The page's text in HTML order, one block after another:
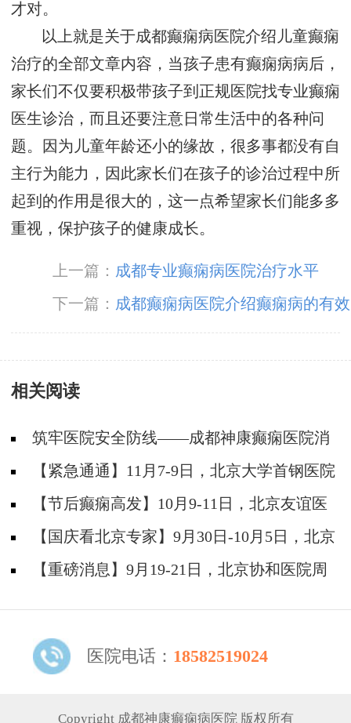
才对。
以上就是关于成都癫痫病医院介绍儿童癫痫
治疗的全部文章内容，当孩子患有癫痫病病后，
家长们不仅要积极带孩子到正规医院找专业癫痫
医生诊治，而且还要注意日常生活中的各种问
题。因为儿童年龄还小的缘故，很多事都没有自
主行为能力，因此家长们在孩子的诊治过程中所
起到的作用是很大的，这一点希望家长们能多多
重视，保护孩子的健康成长。
上一篇： 成都专业癫痫病医院治疗水平
下一篇： 成都癫痫病医院介绍癫痫病的有效
治疗方法
相关阅读
筑牢医院安全防线——成都神康癫痫医院消
防安全培训纪实
【紧急通通】11月7-9日，北京大学首钢医院
神经内科胡颖教授亲临成都会诊，破解癫痫疑难
【节后癫痫高发】10月9-11日，北京友谊医
院陈葵博士免费会诊+治疗援助，破解癫痫难
题！
【国庆看北京专家】9月30日-10月5日，北京
天坛&首钢医院两大专家蓉城亲诊+癫痫大额救
【重磅消息】9月19-21日，北京协和医院周
线！
医院电话： 18582519024
Copyright 成都神康癫痫病医院 版权所有